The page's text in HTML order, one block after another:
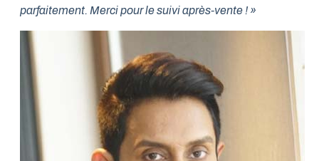
parfaitement. Merci pour le suivi après-vente ! »